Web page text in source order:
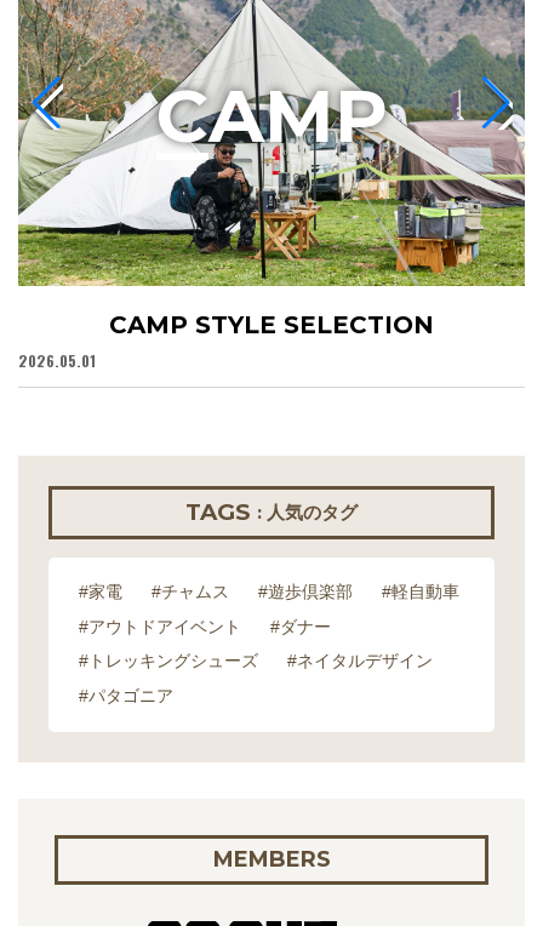
CAMP STYLE SELECTION
2026.05.01
CAMP
TAGS : 人気のタグ
#家電 #チャムス #遊歩倶楽部
#軽自動車
#アウトドアイベント
#ダナー
#トレッキングシューズ
#ネイタルデザイン
#パタゴニア
MEMBERS